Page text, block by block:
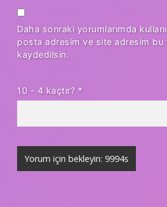
Daha sonraki yorumlarımda
posta adresim ve site adresim bu
kaydedilsin.
10 - 4 kaçtır? *